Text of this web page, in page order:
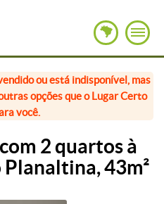
ou está indisponível, mas
opções que o Lugar Certo
você.
2 quartos à
43m²